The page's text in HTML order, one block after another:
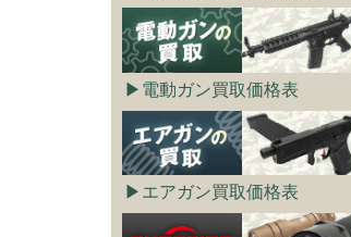
電動ガン買取価格表
エアガン買取価格表